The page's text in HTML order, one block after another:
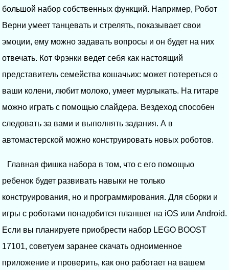
большой набор собственных функций. Например, Робот
Верни умеет танцевать и стрелять, показывает свои
эмоции, ему можно задавать вопросы и он будет на них
отвечать. Кот Фрэнки ведет себя как настоящий
представитель семейства кошачьих: может потереться о
ваши колени, любит молоко, умеет мурлыкать. На гитаре
можно играть с помощью слайдера. Вездеход способен
следовать за вами и выполнять задания. А в
автомастерской можно конструировать новых роботов.
Главная фишка набора в том, что с его помощью
ребенок будет развивать навыки не только
конструирования, но и программирования. Для сборки и
игры с роботами понадобится планшет на iOS или Android.
Если вы планируете приобрести набор LEGO BOOST
17101, советуем заранее скачать одноименное
приложение и проверить, как оно работает на вашем